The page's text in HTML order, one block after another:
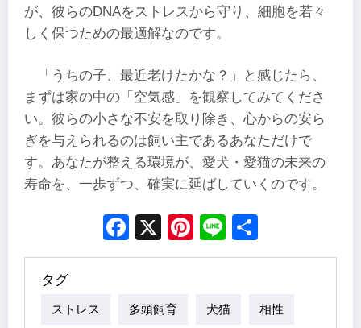
が、彼らのDNAをストレスから守り、細胞を若々
しく保つための最適解なのです。
「うちの子、最近老けたかな？」と感じたら、
まずは家の中の「空気感」を観察してみてくださ
い。彼らの小さな不安を取り除き、心からの安ら
ぎを与えられるのは飼い主であるあなただけで
す。あなたが整える環境が、愛犬・愛猫の未来の
寿命を、一歩ずつ、確実に延ばしていくのです。
Facebook
X Pinterest
Line
タグ
ストレス 多頭飼育 犬猫 相性